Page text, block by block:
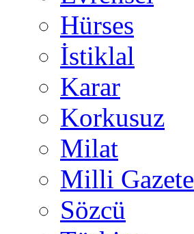
Hürses
İstiklal
Karar
Korkusuz
Milat
Milli Gazete
Sözcü